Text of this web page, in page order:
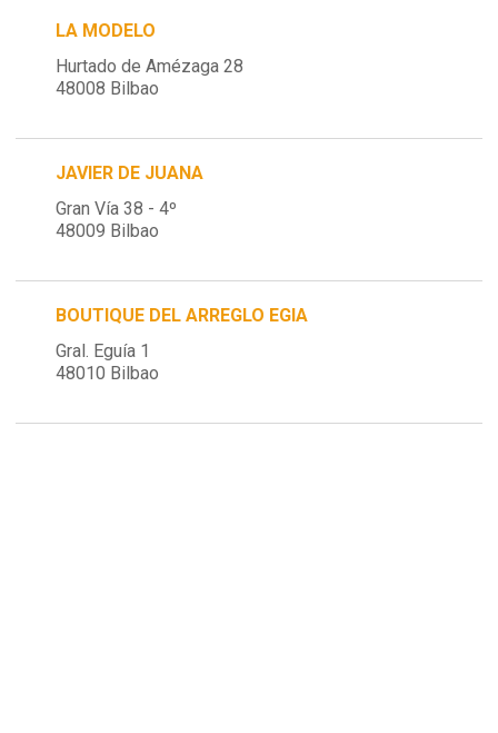
LA MODELO
Hurtado de Amézaga 28
48008 Bilbao
JAVIER DE JUANA
Gran Vía 38 - 4º
48009 Bilbao
BOUTIQUE DEL ARREGLO EGIA
Gral. Eguía 1
48010 Bilbao